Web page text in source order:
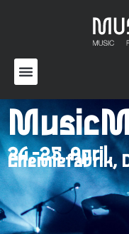
24.-25. April
Chemiefabrik,